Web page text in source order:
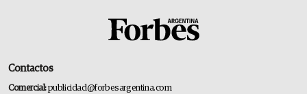
Contactos
Comercial:publicidad@forbesargentina.com